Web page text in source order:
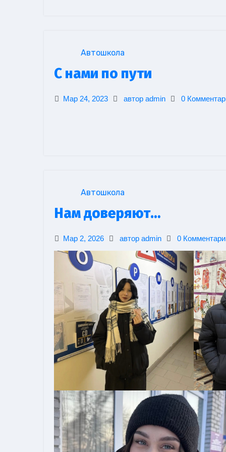
Автошкола
С нами по пути
Мар 24, 2023 автор admin 0
Автошкола
Нам доверяют…
Мар 2, 2026 автор admin 0